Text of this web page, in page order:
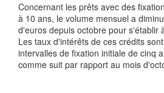
Concernant les prêts avec des
à 10 ans, le volume mensuel a
d'euros depuis octobre pour s'établir
Les taux d'intérêts de ces crédits
intervalles de fixation initiale de cinq
comme suit par rapport au mois